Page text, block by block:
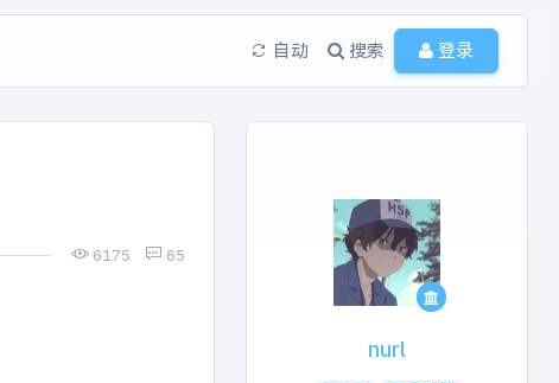
自动 搜索 登录
6175 65
nurl